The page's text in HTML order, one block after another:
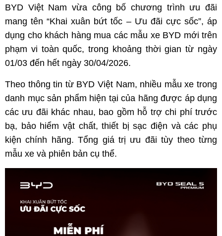
BYD Việt Nam vừa công bố chương trình ưu đãi
mang tên “Khai xuân bứt tốc – Ưu đãi cực sốc”, áp
dụng cho khách hàng mua các mẫu xe BYD mới trên
phạm vi toàn quốc, trong khoảng thời gian từ ngày
01/03 đến hết ngày 30/04/2026.
Theo thông tin từ BYD Việt Nam, nhiều mẫu xe trong
danh mục sản phẩm hiện tại của hãng được áp dụng
các ưu đãi khác nhau, bao gồm hỗ trợ chi phí trước
bạ, bảo hiểm vật chất, thiết bị sạc điện và các phụ
kiện chính hãng. Tổng giá trị ưu đãi tùy theo từng
mẫu xe và phiên bản cụ thể.